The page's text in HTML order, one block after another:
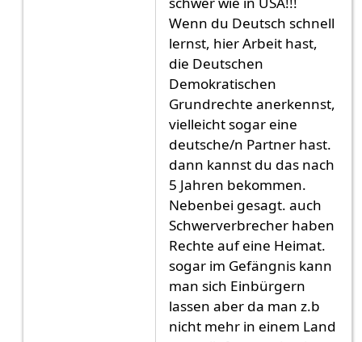
Wenn du Deutsch schnell
lernst, hier Arbeit hast,
die Deutschen
Demokratischen
Grundrechte anerkennst,
vielleicht sogar eine
deutsche/n Partner hast.
dann kannst du das nach
5 Jahren bekommen.
Nebenbei gesagt. auch
Schwerverbrecher haben
Rechte auf eine Heimat.
sogar im Gefängnis kann
man sich Einbürgern
lassen aber da man z.b
nicht mehr in einem Land